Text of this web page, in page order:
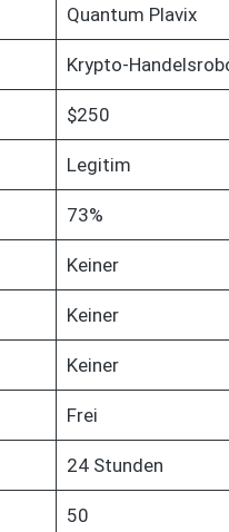
Quantum Plavix
Krypto-
$250
Legitim
73%
Keiner
Keiner
Keiner
Frei
24 Stunden
50